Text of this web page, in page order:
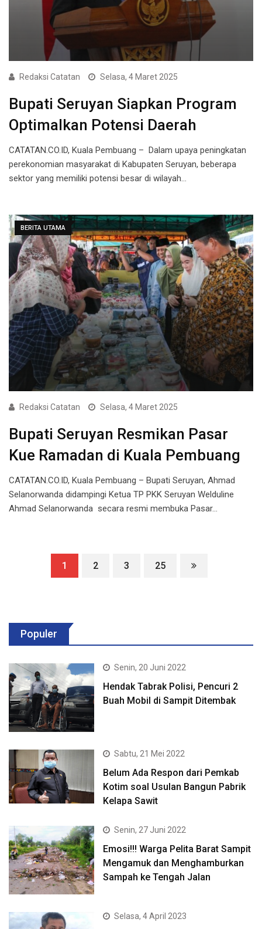
Redaksi Catatan Selasa, 4 Maret 2025
Bupati Seruyan Siapkan Program
Optimalkan Potensi Daerah
CATATAN.CO.ID, Kuala Pembuang – Dalam upaya peningkatan
perekonomian masyarakat di Kabupaten Seruyan, beberapa
sektor yang memiliki potensi besar di wilayah…
BERITA UTAMA
Redaksi Catatan Selasa, 4 Maret 2025
Bupati Seruyan Resmikan Pasar
Kue Ramadan di Kuala Pembuang
CATATAN.CO.ID, Kuala Pembuang – Bupati Seruyan, Ahmad
Selanorwanda didampingi Ketua TP PKK Seruyan Welduline
Ahmad Selanorwanda secara resmi membuka Pasar…
1 2 3 25
Populer
Senin, 20 Juni 2022
Hendak Tabrak Polisi, Pencuri 2
Buah Mobil di Sampit Ditembak
Sabtu, 21 Mei 2022
Belum Ada Respon dari Pemkab
Kotim soal Usulan Bangun Pabrik
Kelapa Sawit
Senin, 27 Juni 2022
Emosi!!! Warga Pelita Barat Sampit
Mengamuk dan Menghamburkan
Sampah ke Tengah Jalan
Selasa, 4 April 2023